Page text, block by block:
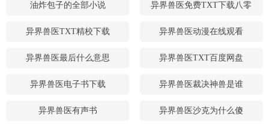
油炸包子的全部小说 异界兽医免费TXT下载八零
异界兽医TXT精校下载 异界兽医动漫在线观看
异界兽医最后什么意思 异界兽医TXT百度网盘
异界兽医电子书下载 异界兽医裁决神兽是谁
异界兽医有声书 异界兽医沙克为什么傻